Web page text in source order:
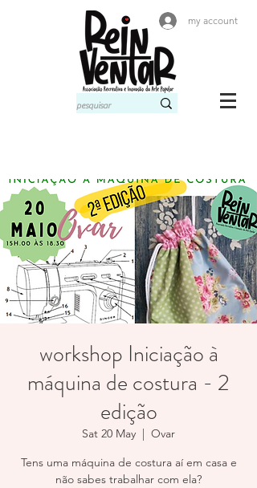
my account
workshop Iniciação à
máquina de costura - 2
edição
Sat 20 May
  |
Ovar
Tens uma máquina de costura aí em casa e
não sabes trabalhar com ela?